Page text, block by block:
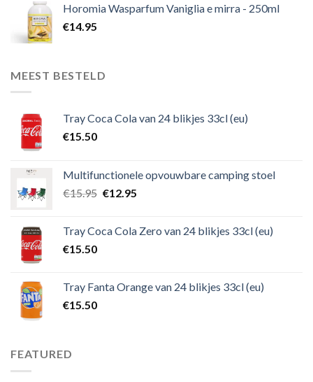
Horomia Wasparfum Vaniglia e mirra - 250ml
€14.95
MEEST BESTELD
Tray Coca Cola van 24 blikjes 33cl (eu)
€15.50
Multifunctionele opvouwbare camping stoel
€15.95 €12.95
Tray Coca Cola Zero van 24 blikjes 33cl (eu)
€15.50
Tray Fanta Orange van 24 blikjes 33cl (eu)
€15.50
FEATURED